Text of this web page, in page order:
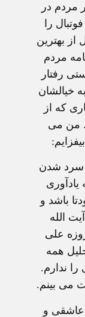
مردم در
را
از بهترين
مردم
رفتار
خيالشان
که از
من می
سرد شدن
باشد و
الله
علی
همه
ندارم.
می بينم.
عاشقی و